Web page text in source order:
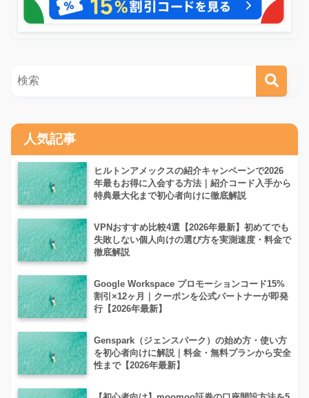
人気記事
ヒルトンアメックスの紹介キャンペーンで2026
年最もお得に入会する方法｜紹介コード入手から
特典最大化まで初心者向けに徹底解説
VPNおすすめ比較4選【2026年最新】初めてでも
失敗しない個人向けの選び方を実測速度・料金で
徹底解説
Google Workspace プロモーションコード15%
割引×12ヶ月｜クーポンを公式パートナーが即発
行【2026年最新】
Genspark（ジェンスパーク）の始め方・使い方
を初心者向けに解説｜料金・無料プランから安全
性まで【2026年最新】